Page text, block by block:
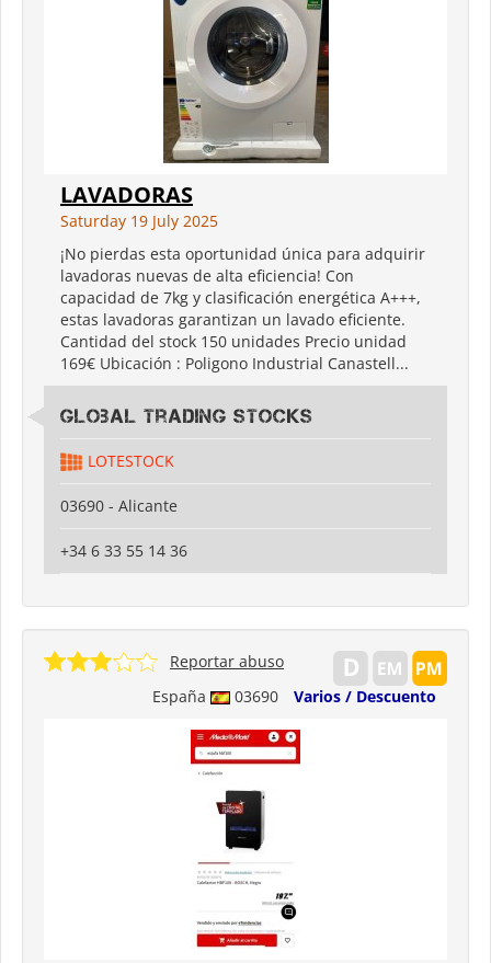
LAVADORAS
Saturday 19 July 2025
¡No pierdas esta oportunidad única para adquirir
lavadoras nuevas de alta eficiencia! Con
capacidad de 7kg y clasificación energética A+++,
estas lavadoras garantizan un lavado eficiente.
Cantidad del stock 150 unidades Precio unidad
169€ Ubicación : Poligono Industrial Canastell...
Global Trading Stocks
LOTESTOCK
03690 - Alicante
+34 6 33 55 14 36
España 03690 Varios / Descuento
Reportar abuso